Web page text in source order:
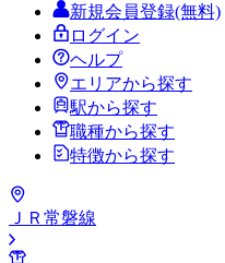
新規会員登録(無料)
ログイン
ヘルプ
エリアから探す
駅から探す
職種から探す
特徴から探す
ＪＲ常磐線